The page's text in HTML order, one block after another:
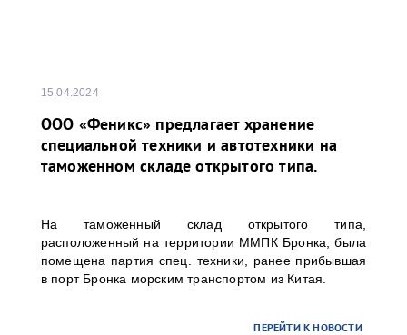
15.04.2024
ООО «Феникс» предлагает хранение
специальной техники и автотехники на
таможенном складе открытого типа.
На таможенный склад открытого типа,
расположенный на территории ММПК Бронка, была
помещена партия спец. техники, ранее прибывшая
в порт Бронка морским транспортом из Китая.
ПЕРЕЙТИ К НОВОСТИ